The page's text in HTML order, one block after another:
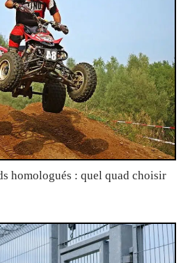
homologués : quel quad choisir